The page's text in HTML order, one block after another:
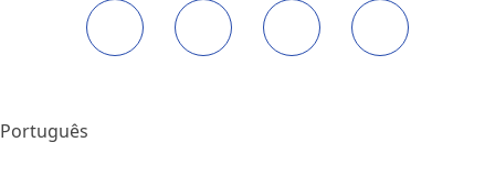
Português